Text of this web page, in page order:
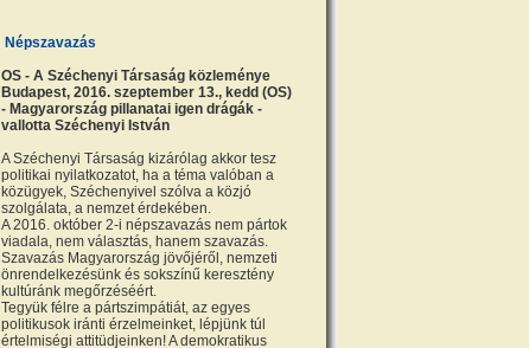
Népszavazás
OS - A Széchenyi Társaság közleménye
Budapest, 2016. szeptember 13., kedd (OS)
- Magyarország pillanatai igen drágák -
vallotta Széchenyi István
A Széchenyi Társaság kizárólag akkor tesz
politikai nyilatkozatot, ha a téma valóban a
közügyek, Széchenyivel szólva a közjó
szolgálata, a nemzet érdekében.
A 2016. október 2-i népszavazás nem pártok
viadala, nem választás, hanem szavazás.
Szavazás Magyarország jövőjéről, nemzeti
önrendelkezésünk és sokszínű keresztény
kultúránk megőrzéséért.
Tegyük félre a pártszimpátiát, az egyes
politikusok iránti érzelmeinket, lépjünk túl
értelmiségi attitüdjeinken! A demokratikus